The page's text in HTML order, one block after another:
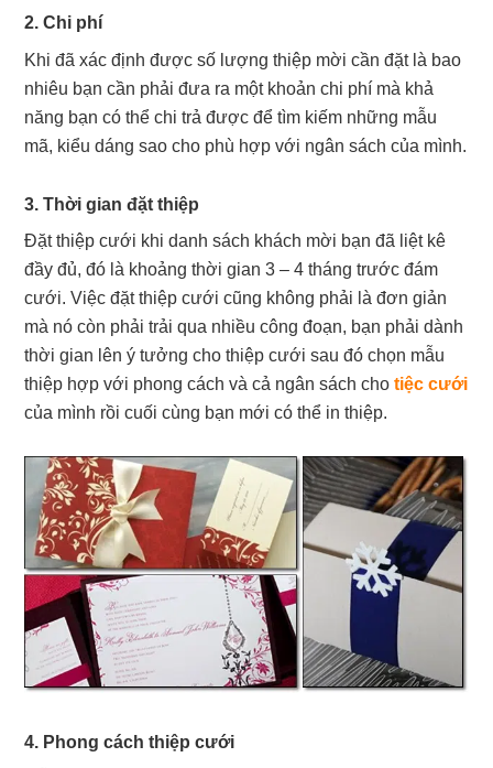
2. Chi phí
Khi đã xác định được số lượng thiệp mời cần đặt là bao
nhiêu bạn cần phải đưa ra một khoản chi phí mà khả
năng bạn có thể chi trả được để tìm kiếm những mẫu
mã, kiểu dáng sao cho phù hợp với ngân sách của mình.
3. Thời gian đặt thiệp
Đặt thiệp cưới khi danh sách khách mời bạn đã liệt kê
đầy đủ, đó là khoảng thời gian 3 – 4 tháng trước đám
cưới. Việc đặt thiệp cưới cũng không phải là đơn giản
mà nó còn phải trải qua nhiều công đoạn, bạn phải dành
thời gian lên ý tưởng cho thiệp cưới sau đó chọn mẫu
thiệp hợp với phong cách và cả ngân sách chotiệc cưới
của mình rồi cuối cùng bạn mới có thể in thiệp.
4. Phong cách thiệp cưới